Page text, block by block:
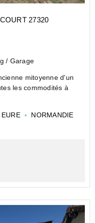
27320
/ Garage
mitoyenne d'un
les commodités à
lumineux de 20 m2,
EURE NORMANDIE